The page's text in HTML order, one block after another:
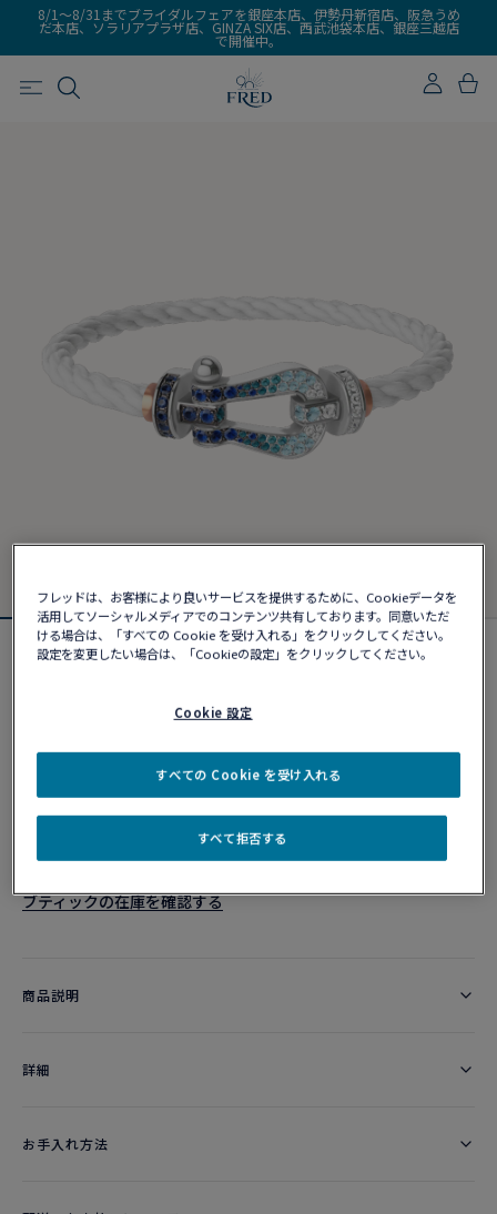
8/1～8/31までブライダルフェアを銀座本店、伊勢丹新宿店、阪急うめ
だ本店、ソラリアプラザ店、GINZA SIX店、西武池袋本店、銀座三越店
で開催中。
フォース10ブレスレット
カスタマイズ
10営業日以内に発送
ブティックの在庫を確認する​
商品説明
詳細​
お手入れ方法
フレッドは、お客様により良いサービスを提供するために、Cookieデータを
活用してソーシャルメディアでのコンテンツ共有しております。同意いただ
ける場合は、「すべての Cookie を受け入れる」をクリックしてください。
設定を変更したい場合は、「Cookieの設定」をクリックしてください。
Cookie 設定
すべて拒否する
すべての Cookie を受け入れる